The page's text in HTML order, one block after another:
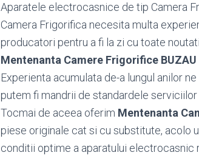
Aparatele electrocasnice de tip Camera
Camera Frigorifica necesita multa
producatori pentru a fi la zi cu toate
Mentenanta Camere Frigorifice BUZAU
Experienta acumulata de-a lungul anilor
putem fi mandrii de standardele serviciilor
Tocmai de aceea oferim Mentenanta
piese originale cat si cu substitute, acolo
conditii optime a aparatului electrocasnic